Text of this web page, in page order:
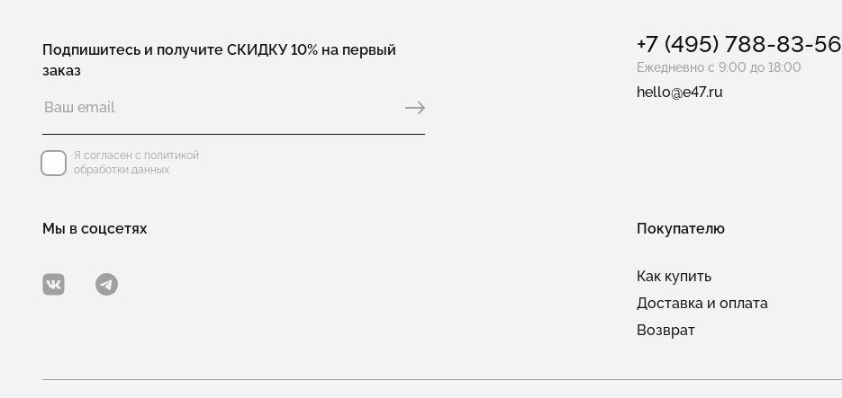
Подпишитесь и получите СКИДКУ 10% на первый
заказ
Я согласен с политикой
обработки данных
+7 (495) 788-83-56
Ежедневно с 9:00 до 18:00
hello@e47.ru
Мы в соцсетях Покупателю
Как купить
Доставка и оплата
Возврат